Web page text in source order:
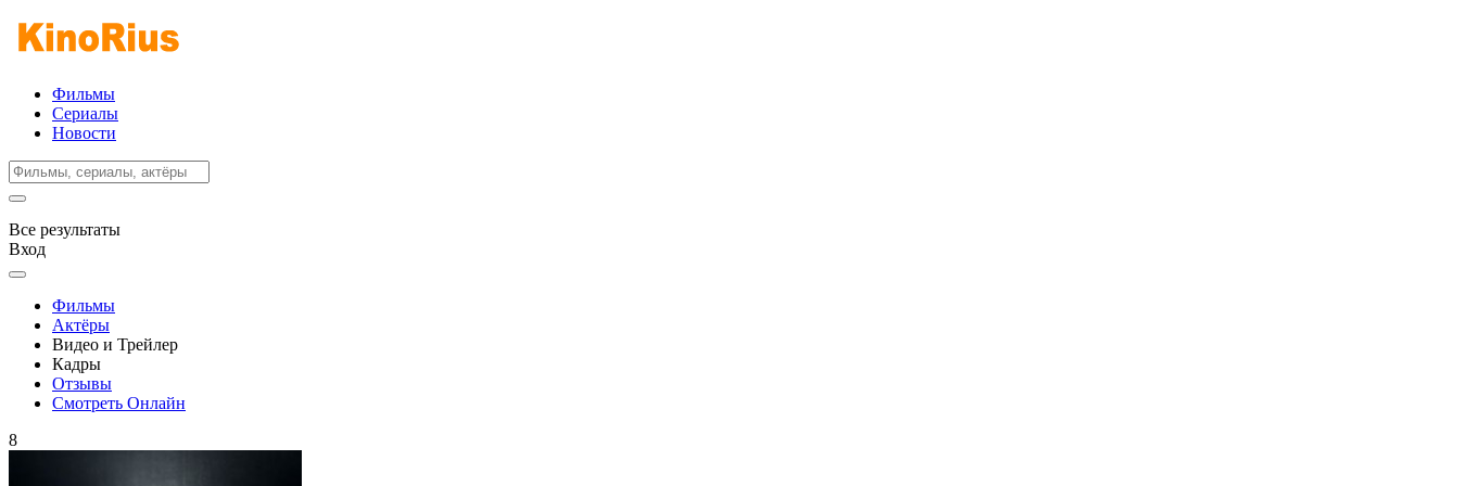
Фильмы
Сериалы
Новости
Все результаты
Вход
Фильмы
Актёры
Видео и Трейлер
Кадры
Отзывы
Смотреть Онлайн
8